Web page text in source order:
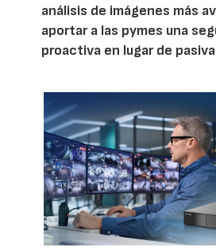
análisis de imágenes más
aportar a las pymes una
proactiva en lugar de